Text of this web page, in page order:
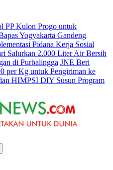
PP Kulon Progo untuk
Yogyakarta Gandeng
Pidana Kerja Sosial
Salurkan 2.000 Liter Air Bersih
di Purbalingga JNE Beri
per Kg untuk Pengiriman ke
HIMPSI DIY Susun Program